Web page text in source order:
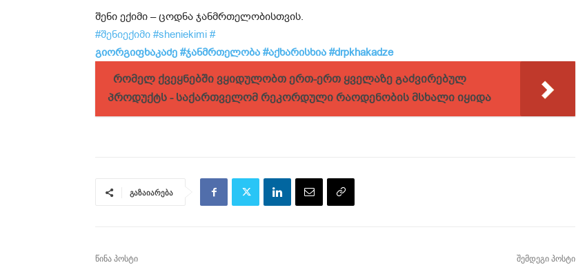
შენი ექიმი – ცოდნა ჯანმრთელობისთვის.
#შენიექიმი #sheniekimi #
გიორგიფხაკაძე #ჯანმრთელობა #აქხარისხია #drpkhakadze
რომელ ქვეყნებში ვყიდულობთ ერთ-ერთ ყველაზე გაძვირებულ
პროდუქტს - საქართველომ რეკორდული რაოდენობის მსხალი იყიდა
გაზაიარება
წინა პოსტი შემდეგი პოსტი